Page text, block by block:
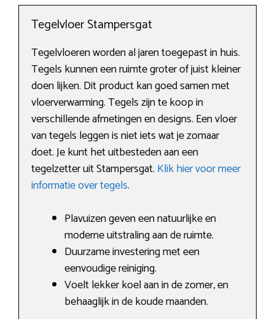
Tegelvloer Stampersgat
Tegelvloeren worden al jaren toegepast in huis.
Tegels kunnen een ruimte groter of juist kleiner
doen lijken. Dit product kan goed samen met
vloerverwarming. Tegels zijn te koop in
verschillende afmetingen en designs. Een vloer
van tegels leggen is niet iets wat je zomaar
doet. Je kunt het uitbesteden aan een
tegelzetter uit Stampersgat. Klik hier voor meer
informatie over tegels.
Plavuizen geven een natuurlijke en
moderne uitstraling aan de ruimte.
Duurzame investering met een
eenvoudige reiniging.
Voelt lekker koel aan in de zomer, en
behaaglijk in de koude maanden.